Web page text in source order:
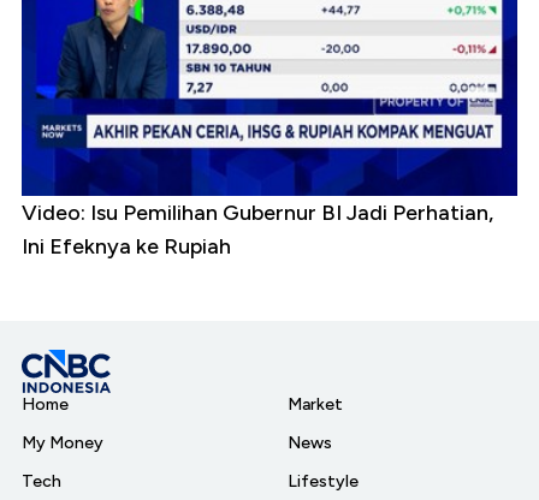
Video: Isu Pemilihan Gubernur BI Jadi Perhatian,
Ini Efeknya ke Rupiah
Home
My Money
Tech
Market
News
Lifestyle